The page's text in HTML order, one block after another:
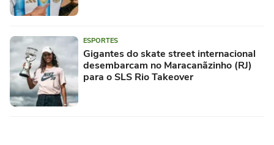
ESPORTES
Gigantes do skate street internacional
desembarcam no Maracanãzinho (RJ)
para o SLS Rio Takeover